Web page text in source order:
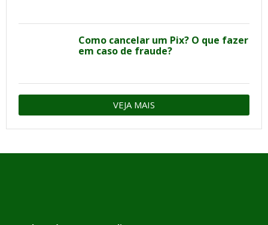
Como cancelar um Pix? O que fazer
em caso de fraude?
VEJA MAIS